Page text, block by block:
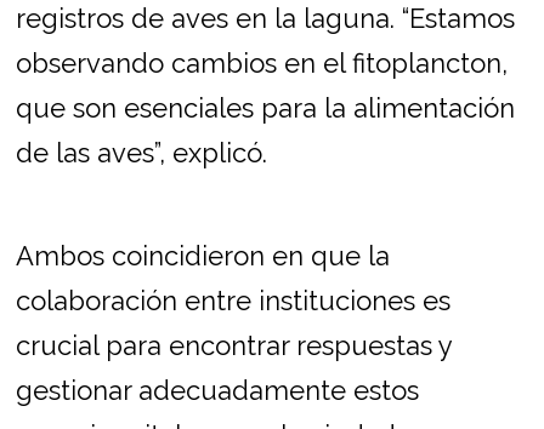
registros de aves en la laguna. “Estamos
observando cambios en el fitoplancton,
que son esenciales para la alimentación
de las aves”, explicó.
Ambos coincidieron en que la
colaboración entre instituciones es
crucial para encontrar respuestas y
gestionar adecuadamente estos